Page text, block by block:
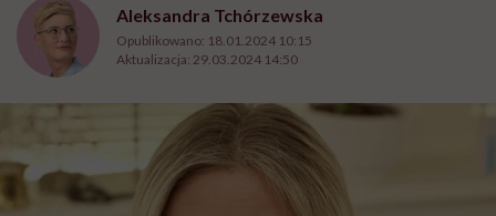
Aleksandra Tchórzewska
Opublikowano: 18.01.2024 10:15
Aktualizacja: 29.03.2024 14:50